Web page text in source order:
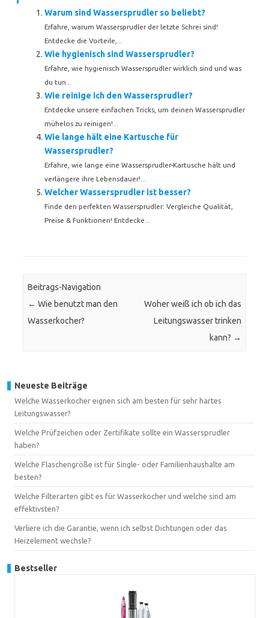
Warum sind Wassersprudler so beliebt?
Erfahre, warum Wassersprudler der letzte Schrei sind!
Entdecke die Vorteile,...
Wie hygienisch sind Wassersprudler?
Erfahre, wie hygienisch Wassersprudler wirklich sind und was
du tun...
Wie reinige ich den Wassersprudler?
Entdecke unsere einfachen Tricks, um deinen Wassersprudler
mühelos zu reinigen!...
Wie lange hält eine Kartusche für
Wassersprudler?
Erfahre, wie lange eine Wassersprudler-Kartusche hält und
verlängere ihre Lebensdauer!...
Welcher Wassersprudler ist besser?
Finde den perfekten Wassersprudler: Vergleiche Qualität,
Preise & Funktionen! Entdecke...
Beitrags-Navigation
← Wie benutzt man den
Wasserkocher?
Woher weiß ich ob ich das
Leitungswasser trinken
kann? →
Neueste Beiträge
Welche Wasserkocher eignen sich am besten für sehr hartes
Leitungswasser?
Welche Prüfzeichen oder Zertifikate sollte ein Wassersprudler
haben?
Welche Flaschengröße ist für Single- oder Familienhaushalte am
besten?
Welche Filterarten gibt es für Wasserkocher und welche sind am
effektivsten?
Verliere ich die Garantie, wenn ich selbst Dichtungen oder das
Heizelement wechsle?
Bestseller